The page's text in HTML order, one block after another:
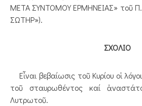
ΜΕΤΑ ΣΥΝΤΟΜΟΥ ΕΡΜΗΝΕΙΑΣ» τοῦ
ΣΩΤΗΡ»).
ΣΧΟΛΙΟ
Εἶναι βεβαίωσις τοῦ Κυρίου οἱ
τοῦ σταυρωθέντος καί
Λυτρωτοῦ.